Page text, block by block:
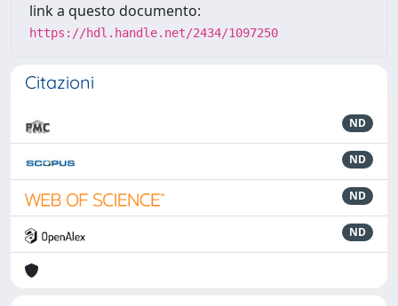
link a questo documento:
https://hdl.handle.net/2434/1097250
Citazioni
ND
ND
ND
ND